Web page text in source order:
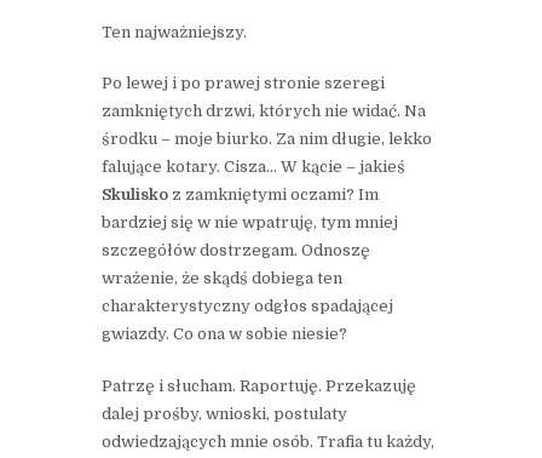
Ten najważniejszy.
Po lewej i po prawej stronie szeregi
zamkniętych drzwi, których nie widać. Na
środku – moje biurko. Za nim długie, lekko
falujące kotary. Cisza… W kącie – jakieś
Skulisko z zamkniętymi oczami? Im
bardziej się w nie wpatruję, tym mniej
szczegółów dostrzegam. Odnoszę
wrażenie, że skądś dobiega ten
charakterystyczny odgłos spadającej
gwiazdy. Co ona w sobie niesie?
Patrzę i słucham. Raportuję. Przekazuję
dalej prośby, wnioski, postulaty
odwiedzających mnie osób. Trafia tu każdy,